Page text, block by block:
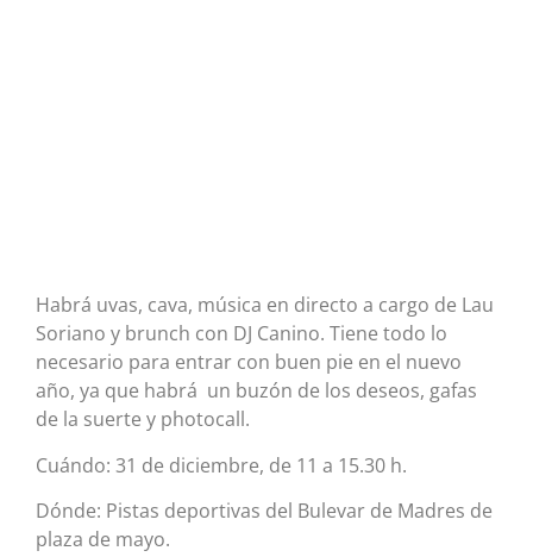
Habrá uvas, cava, música en directo a cargo de Lau
Soriano y brunch con DJ Canino. Tiene todo lo
necesario para entrar con buen pie en el nuevo
año, ya que habrá un buzón de los deseos, gafas
de la suerte y photocall.
Cuándo: 31 de diciembre, de 11 a 15.30 h.
Dónde: Pistas deportivas del Bulevar de Madres de
plaza de mayo.